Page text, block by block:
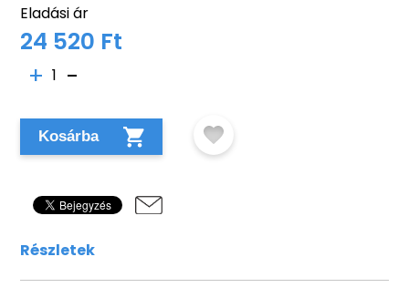
Eladási ár
24 520 Ft
1
Kosárba
Részletek